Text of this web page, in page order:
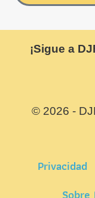
¡Sigue a
© 2026 -
Privacidad